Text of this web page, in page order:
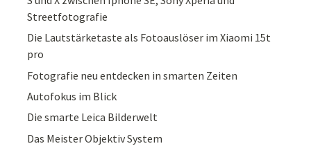
Streetfotografie
Die Lautstärketaste als Fotoauslöser im Xiaomi 15t
pro
Fotografie neu entdecken in smarten Zeiten
Autofokus im Blick
Die smarte Leica Bilderwelt
Das Meister Objektiv System